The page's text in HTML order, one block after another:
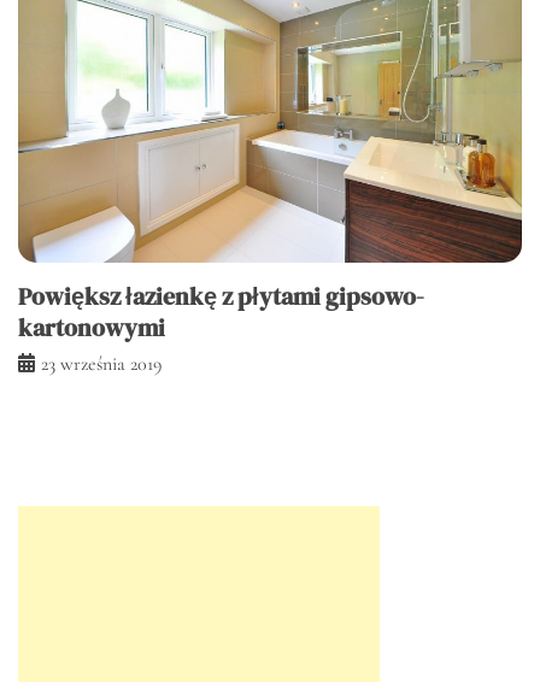
Powiększ łazienkę z płytami gipsowo-
kartonowymi
23 września 2019